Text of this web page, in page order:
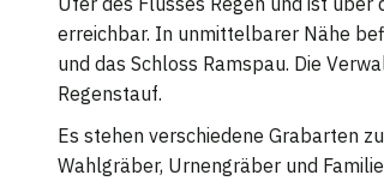
erreichbar. In unmittelbarer Nähe
und das Schloss Ramspau. Die
Regenstauf.
Es stehen verschiedene Grabarten
Wahlgräber, Urnengräber und